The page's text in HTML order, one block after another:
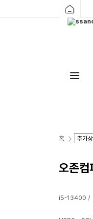
홈
오존
i5-13400